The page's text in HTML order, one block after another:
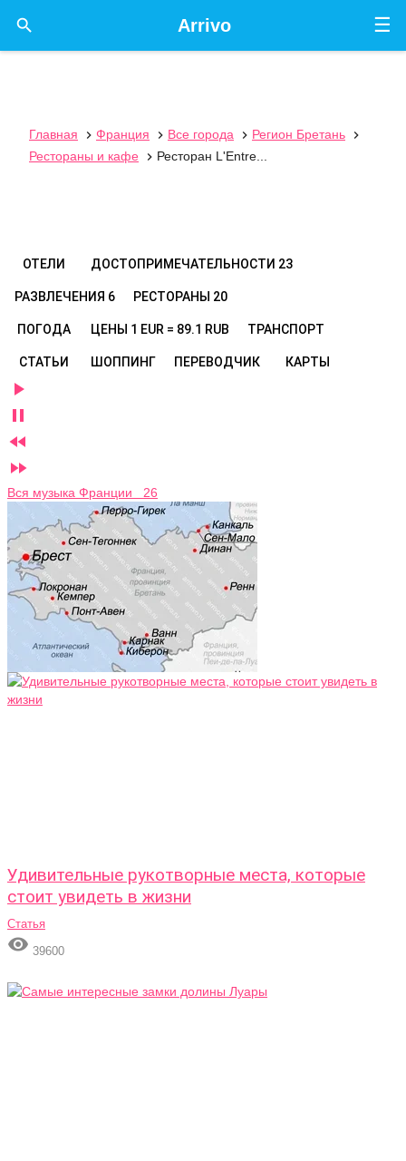
☰
Arrivo

Главная  Франция  Все города  Регион Бретань

Рестораны и кафе
 Ресторан L'Entre...
ОТЕЛИ ДОСТОПРИМЕЧАТЕЛЬНОСТИ 23
РАЗВЛЕЧЕНИЯ 6 РЕСТОРАНЫ 20
ПОГОДА ЦЕНЫ 1 EUR = 89.1 RUB ТРАНСПОРТ
СТАТЬИ ШОППИНГ ПЕРЕВОДЧИК КАРТЫ




Вся музыка Франции 26
Удивительные рукотворные места, которые
стоит увидеть в жизни
Статья
 39600